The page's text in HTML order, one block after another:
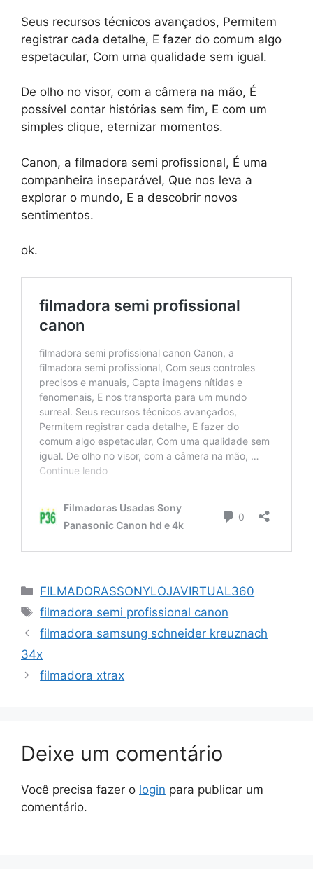
Seus recursos técnicos avançados, Permitem
registrar cada detalhe, E fazer do comum algo
espetacular, Com uma qualidade sem igual.
De olho no visor, com a câmera na mão, É
possível contar histórias sem fim, E com um
simples clique, eternizar momentos.
Canon, a filmadora semi profissional, É uma
companheira inseparável, Que nos leva a
explorar o mundo, E a descobrir novos
sentimentos.
ok.
Categorias
FILMADORASSONYLOJAVIRTUAL360
Tags
filmadora semi profissional canon
filmadora samsung schneider kreuznach
34x
filmadora xtrax
Deixe um comentário
Você precisa fazer o login para publicar um
comentário.